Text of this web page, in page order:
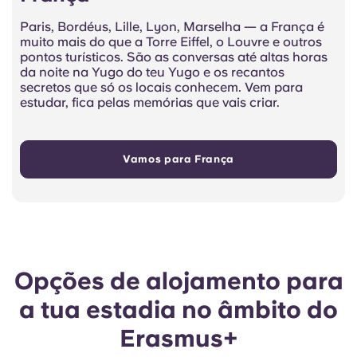
Paris, Bordéus, Lille, Lyon, Marselha — a França é
muito mais do que a Torre Eiffel, o Louvre e outros
pontos turísticos. São as conversas até altas horas
da noite na Yugo do teu Yugo e os recantos
secretos que só os locais conhecem. Vem para
estudar, fica pelas memórias que vais criar.
Vamos para França
Opções de alojamento para
a tua estadia no âmbito do
Erasmus+